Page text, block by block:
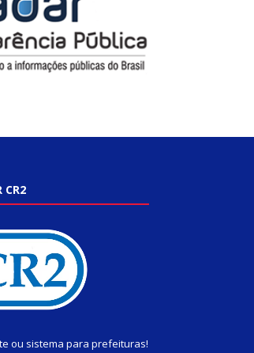
CR2
ou sistema para prefeituras!